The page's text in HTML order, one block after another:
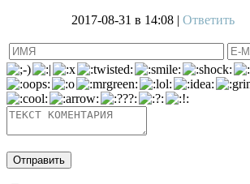
2017-08-31 в 14:08 | Ответить